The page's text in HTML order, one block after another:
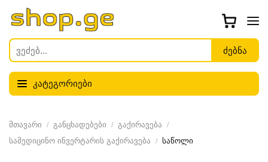
კატეგორიები
მთავარი განცხადებები
გაქირავება
სამედიცინო ინვერტარის გაქირავება
საწოლი